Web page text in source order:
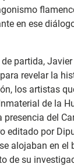
en ese
partida,
revelar la
los artistas
de la
presencia del
editado por
alojaban en el
de su